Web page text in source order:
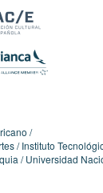
Instituto
Universidad